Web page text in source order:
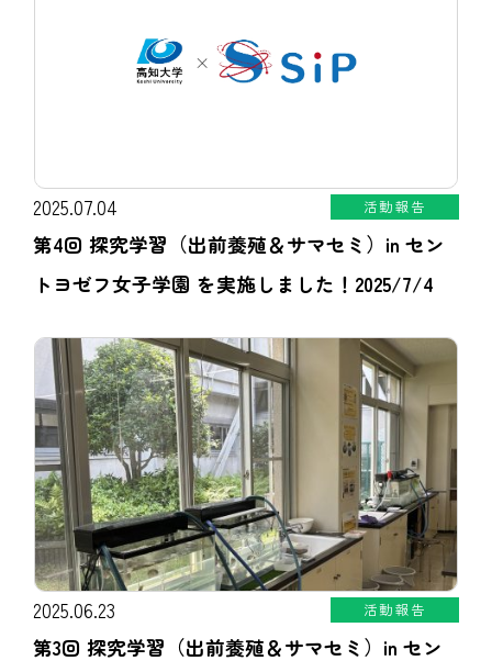
2025.07.04 活動報告
第4回 探究学習（出前養殖＆サマセミ）in セン
トヨゼフ女子学園 を実施しました！2025/7/4
2025.06.23 活動報告
第3回 探究学習（出前養殖＆サマセミ）in セン